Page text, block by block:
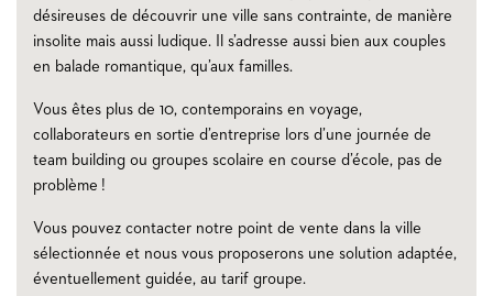
désireuses de découvrir une ville sans contrainte, de manière
insolite mais aussi ludique. Il s’adresse aussi bien aux couples
en balade romantique, qu’aux familles.
Vous êtes plus de 10, contemporains en voyage,
collaborateurs en sortie d’entreprise lors d’une journée de
team building ou groupes scolaire en course d’école, pas de
problème !
Vous pouvez contacter notre point de vente dans la ville
sélectionnée et nous vous proposerons une solution adaptée,
éventuellement guidée, au tarif groupe.